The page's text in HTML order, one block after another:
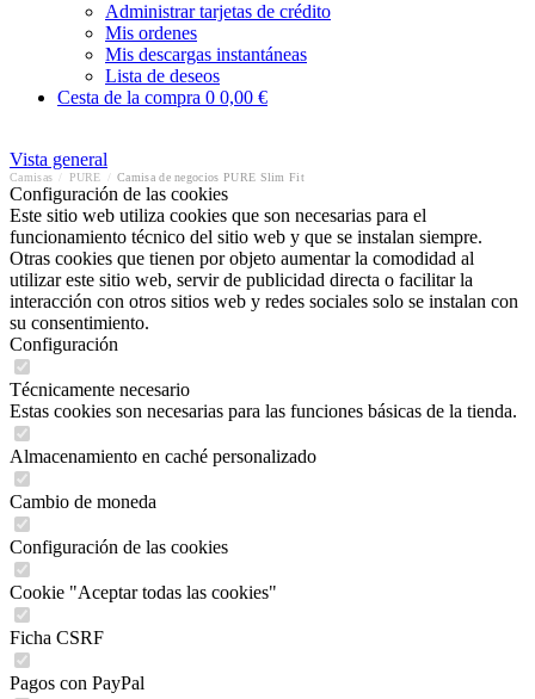
Administrar tarjetas de crédito
Mis ordenes
Mis descargas instantáneas
Lista de deseos
Cesta de la compra 0 0,00 €
Vista general
Camisas PURE Camisa de negocios PURE Slim Fit
Configuración de las cookies
Este sitio web utiliza cookies que son necesarias para el
funcionamiento técnico del sitio web y que se instalan siempre.
Otras cookies que tienen por objeto aumentar la comodidad al
utilizar este sitio web, servir de publicidad directa o facilitar la
interacción con otros sitios web y redes sociales solo se instalan con
su consentimiento.
Configuración
Técnicamente necesario
Estas cookies son necesarias para las funciones básicas de la tienda.
Almacenamiento en caché personalizado
Cambio de moneda
Configuración de las cookies
Cookie "Aceptar todas las cookies"
Ficha CSRF
Pagos con PayPal